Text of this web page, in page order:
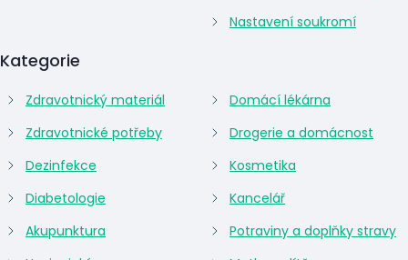
Kategorie
Zdravotnický materiál
Zdravotnické potřeby
Dezinfekce
Diabetologie
Akupunktura
Domácí lékárna
Drogerie a domácnost
Kosmetika
Kancelář
Potraviny a doplňky stravy
Nastavení soukromí